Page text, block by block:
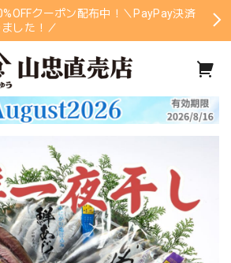
クーポン配布中！＼PayPay決済
した！／